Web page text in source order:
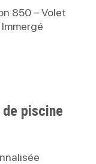
850 – Volet
Immergé
piscine